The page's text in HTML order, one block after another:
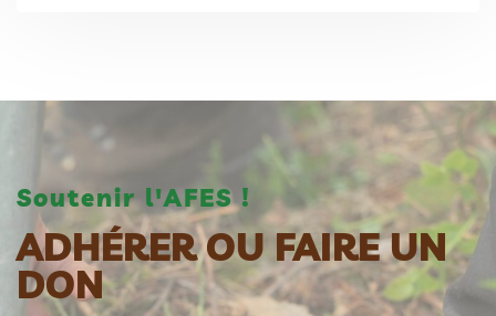
Soutenir l'AFES !
ADHÉRER OU FAIRE UN
DON